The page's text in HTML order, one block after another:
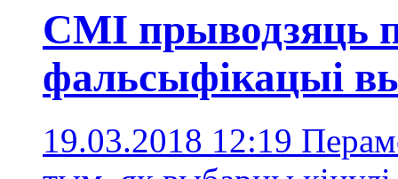
СМІ прыводзяць
фальсыфікацыі
19.03.2018 12:19